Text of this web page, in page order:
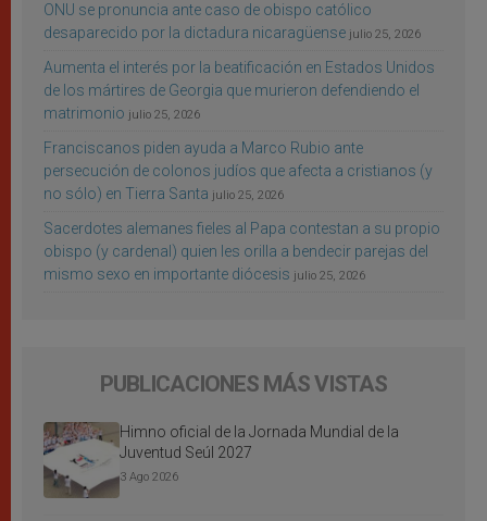
ONU se pronuncia ante caso de obispo católico
desaparecido por la dictadura nicaragüense julio 25, 2026
Aumenta el interés por la beatificación en Estados Unidos
de los mártires de Georgia que murieron defendiendo el
matrimonio julio 25, 2026
Franciscanos piden ayuda a Marco Rubio ante
persecución de colonos judíos que afecta a cristianos (y
no sólo) en Tierra Santa julio 25, 2026
Sacerdotes alemanes fieles al Papa contestan a su propio
obispo (y cardenal) quien les orilla a bendecir parejas del
mismo sexo en importante diócesis julio 25, 2026
PUBLICACIONES MÁS VISTAS
Himno oficial de la Jornada Mundial de la
Juventud Seúl 2027
3 Ago 2026